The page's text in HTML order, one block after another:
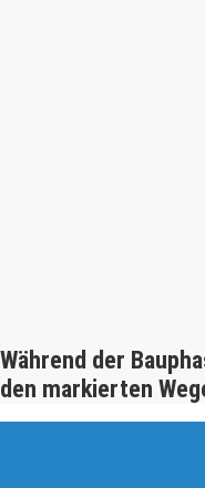
Während der
den markierten